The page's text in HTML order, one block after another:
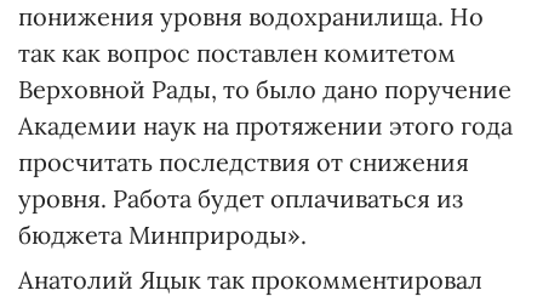
понижения уровня водохранилища. Но
так как вопрос поставлен комитетом
Верховной Рады, то было дано поручение
Академии наук на протяжении этого года
просчитать последствия от снижения
уровня. Работа будет оплачиваться из
бюджета Минприроды».
Анатолий Яцык так прокомментировал